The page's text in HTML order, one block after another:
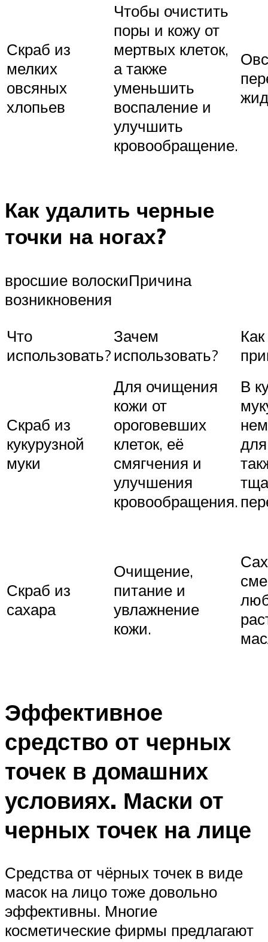
Скраб из
мелких
овсяных
хлопьев
Чтобы очистить
поры и кожу от
мертвых клеток,
а также
уменьшить
воспаление и
улучшить
кровообращение.
Как удалить черные
точки на ногах?
вросшие волоскиПричина
возникновения
Что
использовать?
Зачем
использовать?
Как
Скраб из
кукурузной
муки
Для очищения
кожи от
ороговевших
клеток, её
смягчения и
улучшения
кровообращения.
В
Скраб из
сахара
Очищение,
питание и
увлажнение
кожи.
Эффективное
средство от черных
точек в домашних
условиях. Маски от
черных точек на лице
Средства от чёрных точек в виде
масок на лицо тоже довольно
эффективны. Многие
косметические фирмы предлагают